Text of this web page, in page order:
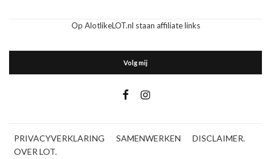
Op AlotlikeLOT.nl staan affiliate links
Volg mij
PRIVACYVERKLARING SAMENWERKEN
DISCLAIMER.
OVER LOT.